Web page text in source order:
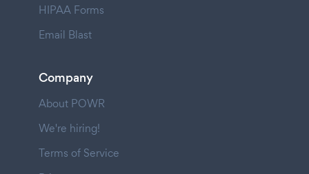
HIPAA Forms
Email Blast
Company
About POWR
We're hiring!
Terms of Service